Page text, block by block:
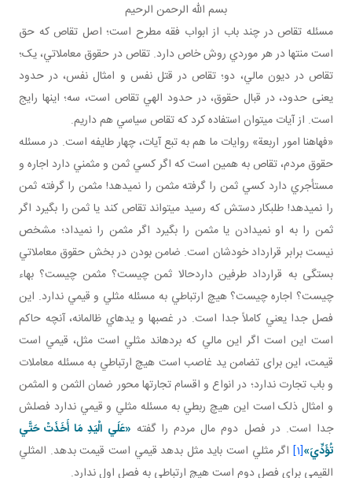
بسم الله الرحمن الرحيم
مسئله تقاص در چند باب از ابواب فقه مطرح است؛ اصل تقاص که حق
است منتها در هر موردي روش خاص دارد. تقاص در حقوق معاملاتي، يک؛
تقاص در ديون مالي، دو؛ تقاص در قتل نفس و امثال نفس، در حدود
يعنی حدود، در قبال حقوق، در حدود الهي تقاص است، سه؛ اينها رايج
است. از آيات مي توان استفاده کرد که تقاص سياسي هم داريم.
«فهاهنا امور اربعة» روايات ما هم به تبع آيات، چهار طايفه است. در مسئله
حقوق مردم، تقاص به همين است که اگر کسي ثمن و مثمني دارد اجاره و
مستأجري دارد کسي ثمن را گرفته مثمن را نمي دهد! مثمن را گرفته ثمن
را نمي دهد! طلبکار دستش که رسيد مي تواند تقاص کند يا ثمن را بگيرد اگر
ثمن را به او نمي دادن يا مثمن را بگيرد اگر مثمن را نمي داد؛ مشخص
نيست برابر قرارداد خودشان است. ضامن بودن در بخش حقوق معاملاتي
بستگی به قرارداد طرفين داردحالا ثمن چيست؟ مثمن چيست؟ بهاء
چيست؟ اجاره چيست؟ هيچ ارتباطي به مسئله مثلي و قيمي ندارد. اين
فصل جدا يعني کاملاً جدا است. در غصب­ها و يدهاي ظالمانه، آنچه حاکم
است اين است اگر اين مالي که برده اند مثلي است مثل، قيمي است
قيمت، اين برای تضامن يد غاصب­ است هيچ ارتباطي به مسئله معاملات
و باب تجارت ندارد؛ در انواع و اقسام تجارت ها محور ضمان الثمن و المثمن
و امثال ذلک است اين هيچ ربطي به مسئله مثلي و قيمي ندارد فصلش
جدا است. در فصل دوم مال مردم را گفته «عَلَي الْيَدِ مَا أَخَذَتْ حَتَّي
تُؤَدِّيَ»[1]
اگر مثلي است بايد مثل بدهد قيمي است قيمت بدهد. المثلي
القيمي برای فصل دوم است هيچ ارتباطي به فصل اول ندارد.